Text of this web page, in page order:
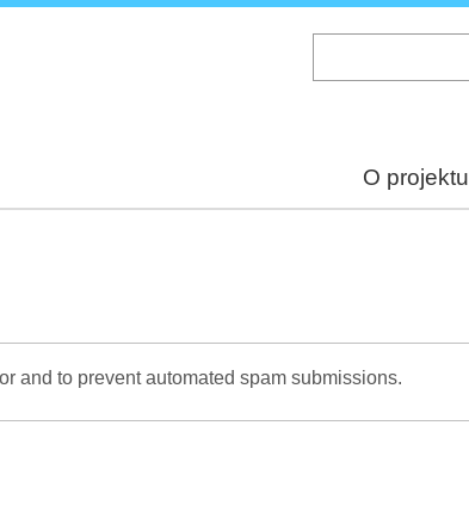
O projektu
and to prevent automated spam submissions.